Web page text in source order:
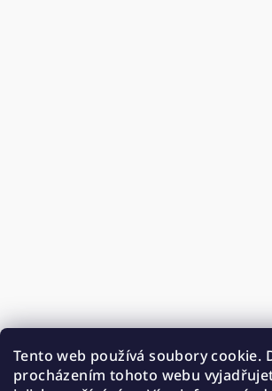
Tento web používá soubory cookie.
procházením tohoto webu